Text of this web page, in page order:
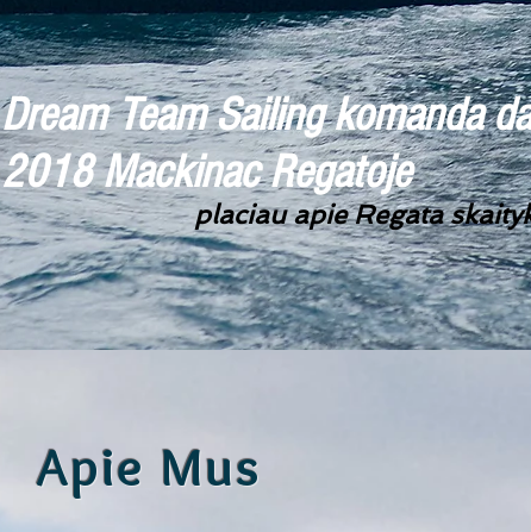
Apie Mus
Dream Team Sailing komanda
2018 Mackinac Regatoje
placiau apie Regata